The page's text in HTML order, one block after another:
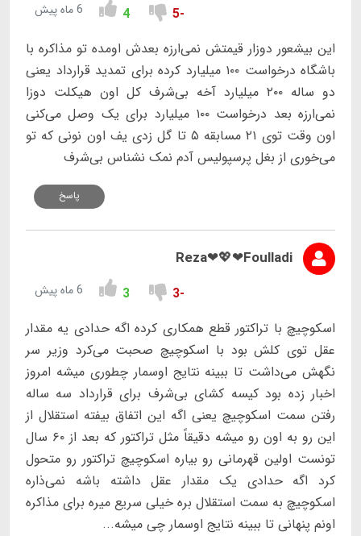
-5
4 6 ماه پیش
این بیشعور دوزار قیمتش نمی‌ارزه بعدش اومده تو مذاکره با
باشگاه درخواست ۱۰۰ میلیارد کرده برای تمدید قرارداد یعنی
دو ساله ۲۰۰ میلیارد آخه بی‌شرف کل اون هیکلت دوزا
نمی‌ارزه بعد درخواست ۱۰۰ میلیارد برای یک وصل می‌کنی
اون وقت توی ۲۱ مسابقه ۵ تا گل زدی یف اون نونی که تو
می‌خوری از بغل پرسپولیس آدم نمک نشناس بی‌شرف
پاسخ
Reza❤💖❤Foulladi
-3
3 6 ماه پیش
اسکوچیچ با تراکتور قطع همکاری کرده اگه حدادی یه مقدار
عقل توی کلش بود با اسکوچیچ صحبت می‌کرد وزیر سر
نگهش می‌داشت تا ببینه نتایج اوسمار چطوری میشه امروز
اخبار زده بود کیسه کشای بی‌شرف برای قرارداد سه ساله
رفتن سمت اسکوچیچ یعنی اگه این اتفاق بیفته استقلال از
این رو به اون رو میشه دقیقاً مثل تراکتور که بعد از ۶۰ سال
تونست اولین قهرمانی رو بیاره اسکوچیچ تراکتور رو متحول
کرد اگه حدادی یک مقدار عقل داشته باشه نمی‌ذاره
اسکوچیچ به سمت استقلال بره خیلی سریع میره برای مذاکره
اونم پنهانی تا ببینه نتایج اوسمار چی میشه...